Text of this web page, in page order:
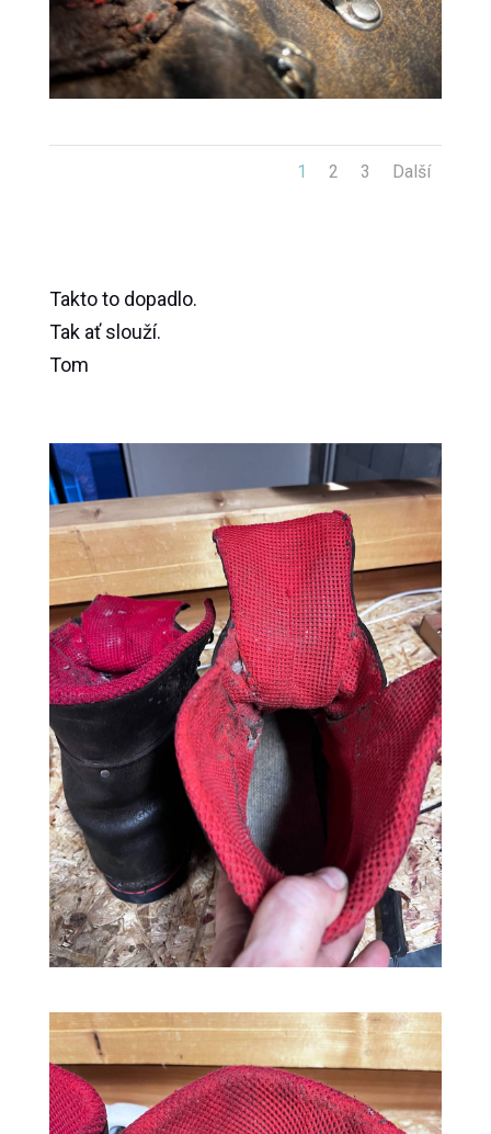
1 2 3 Další
Takto to dopadlo.
Tak ať slouží.
Tom